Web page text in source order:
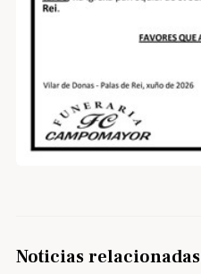
Noticias relacionadas